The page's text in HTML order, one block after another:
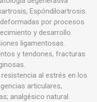
Espóndiloartrosis.
por procesos
y desarrollo.
ligamentosas.
y tendones, fracturas
al estrés en los
articulares,
analgésico natural.